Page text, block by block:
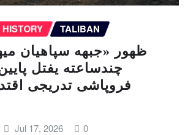
TALIBAN
ظهور «جبهه سپاهیان
چندساعته یفتل
فروپاشی تدریجی
Jul 17, 2026 0